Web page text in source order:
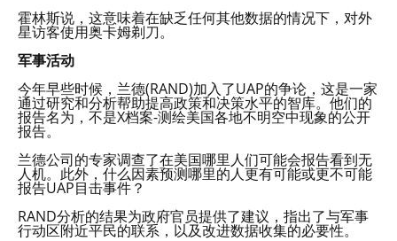
霍林斯说，这意味着在缺乏任何其他数据的情况下，对外
星访客使用奥卡姆剃刀。
军事活动
今年早些时候，兰德(RAND)加入了UAP的争论，这是一家
通过研究和分析帮助提高政策和决策水平的智库。他们的
报告名为，不是X档案-测绘美国各地不明空中现象的公开
报告。
兰德公司的专家调查了在美国哪里人们可能会报告看到无
人机。此外，什么因素预测哪里的人更有可能或更不可能
报告UAP目击事件？
RAND分析的结果为政府官员提供了建议，指出了与军事
行动区附近平民的联系，以及改进数据收集的必要性。